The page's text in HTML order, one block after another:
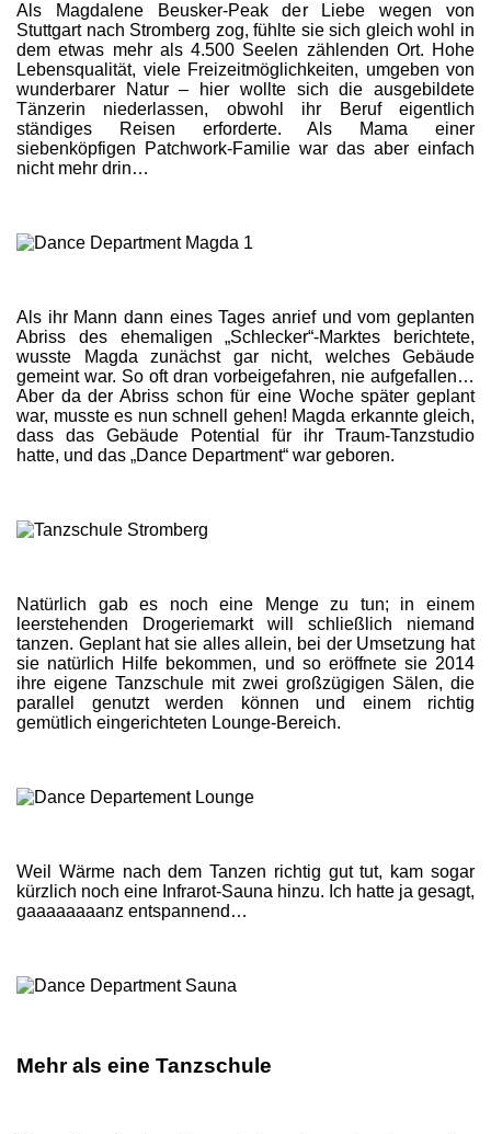
Als Magdalene Beusker-Peak der Liebe wegen von
Stuttgart nach Stromberg zog, fühlte sie sich gleich wohl in
dem etwas mehr als 4.500 Seelen zählenden Ort. Hohe
Lebensqualität, viele Freizeitmöglichkeiten, umgeben von
wunderbarer Natur – hier wollte sich die ausgebildete
Tänzerin niederlassen, obwohl ihr Beruf eigentlich
ständiges Reisen erforderte. Als Mama einer
siebenköpfigen Patchwork-Familie war das aber einfach
nicht mehr drin…
Als ihr Mann dann eines Tages anrief und vom geplanten
Abriss des ehemaligen „Schlecker“-Marktes berichtete,
wusste Magda zunächst gar nicht, welches Gebäude
gemeint war. So oft dran vorbeigefahren, nie aufgefallen…
Aber da der Abriss schon für eine Woche später geplant
war, musste es nun schnell gehen! Magda erkannte gleich,
dass das Gebäude Potential für ihr Traum-Tanzstudio
hatte, und das „Dance Department“ war geboren.
Natürlich gab es noch eine Menge zu tun; in einem
leerstehenden Drogeriemarkt will schließlich niemand
tanzen. Geplant hat sie alles allein, bei der Umsetzung hat
sie natürlich Hilfe bekommen, und so eröffnete sie 2014
ihre eigene Tanzschule mit zwei großzügigen Sälen, die
parallel genutzt werden können und einem richtig
gemütlich eingerichteten Lounge-Bereich.
Weil Wärme nach dem Tanzen richtig gut tut, kam sogar
kürzlich noch eine Infrarot-Sauna hinzu. Ich hatte ja gesagt,
gaaaaaaaanz entspannend…
Mehr als eine Tanzschule